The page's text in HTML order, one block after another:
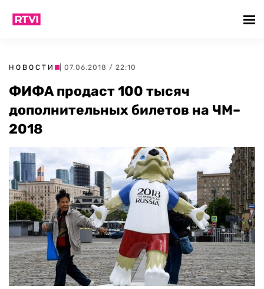
НОВОСТИ | 07.06.2018 / 22:10
ФИФА продаст 100 тысяч
дополнительных билетов на ЧМ–
2018